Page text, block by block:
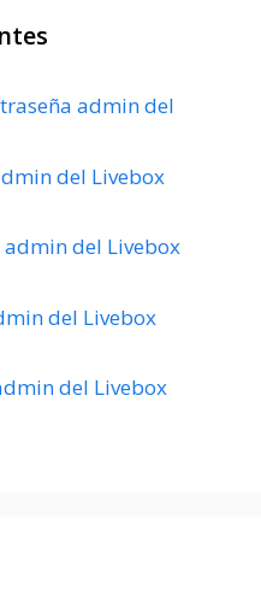
admin del
del Livebox
admin del Livebox
del Livebox
del Livebox